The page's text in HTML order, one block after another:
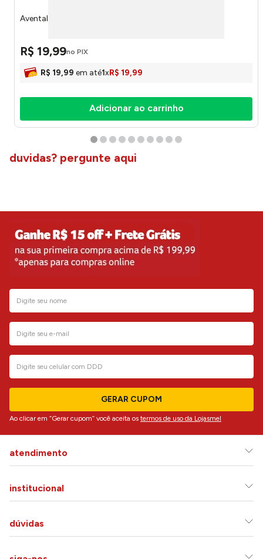
Avental Infantil Princesas Peva Ref.5449 Dac
R$ 19,99no PIX
R$ 19,99 em até1xR$ 19,99
Adicionar ao carrinho
duvidas? pergunte aqui
GERAR CUPOM
Ao clicar em “Gerar cupom” você aceita os termos de uso da Lojasmel
atendimento
institucional
dúvidas